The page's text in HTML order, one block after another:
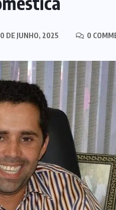
DE JUNHO, 2025 0
POLÍCIA
drogas no vaso
apreende 3 kg e
mãe e filho
7 DE AGOSTO, 2026